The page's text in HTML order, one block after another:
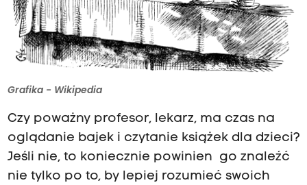
Grafika - Wikipedia
Czy poważny profesor, lekarz, ma czas na
oglądanie bajek i czytanie książek dla dzieci?
Jeśli nie, to koniecznie powinien go znaleźć
nie tylko po to, by lepiej rozumieć swoich